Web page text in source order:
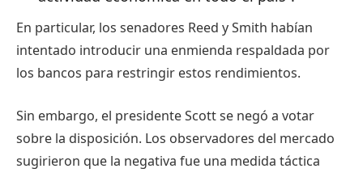
En particular, los senadores Reed y Smith habían
intentado introducir una enmienda respaldada por
los bancos para restringir estos rendimientos.
Sin embargo, el presidente Scott se negó a votar
sobre la disposición. Los observadores del mercado
sugirieron que la negativa fue una medida táctica